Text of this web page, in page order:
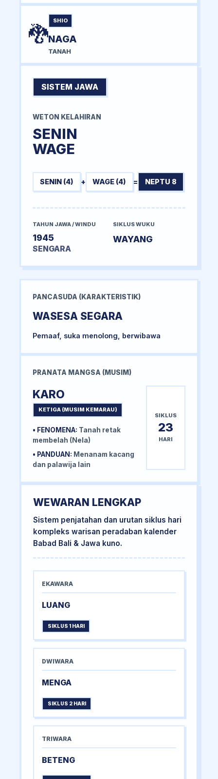
🐉
SHIO
NAGA
TANAH
SISTEM JAWA
WETON KELAHIRAN
SENIN
WAGE
SENIN (4) + WAGE (4) = NEPTU 8
TAHUN JAWA / WINDU
1945
SENGARA
SIKLUS WUKU
WAYANG
PANCASUDA (KARAKTERISTIK)
WASESA SEGARA
Pemaaf, suka menolong, berwibawa
PRANATA MANGSA (MUSIM)
KARO
KETIGA (MUSIM KEMARAU)
• FENOMENA: Tanah retak
membelah (Nela)
• PANDUAN: Menanam kacang
dan palawija lain
SIKLUS
23
HARI
WEWARAN LENGKAP
Sistem penjatahan dan urutan siklus hari
kompleks warisan peradaban kalender
Babad Bali & Jawa kuno.
EKAWARA
LUANG
SIKLUS 1 HARI
DWIWARA
MENGA
SIKLUS 2 HARI
TRIWARA
BETENG